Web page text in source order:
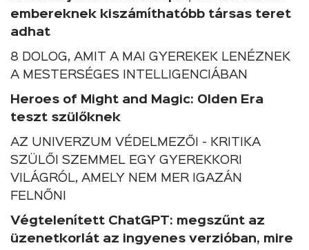
embereknek kiszámíthatóbb társas teret
adhat
8 DOLOG, AMIT A MAI GYEREKEK LENÉZNEK
A MESTERSÉGES INTELLIGENCIÁBAN
Heroes of Might and Magic: Olden Era
teszt szülőknek
AZ UNIVERZUM VÉDELMEZŐI - KRITIKA
SZÜLŐI SZEMMEL EGY GYEREKKORI
VILÁGRÓL, AMELY NEM MER IGAZÁN
FELNŐNI
Végtelenített ChatGPT: megszűnt az
üzenetkorlát az ingyenes verzióban, mire